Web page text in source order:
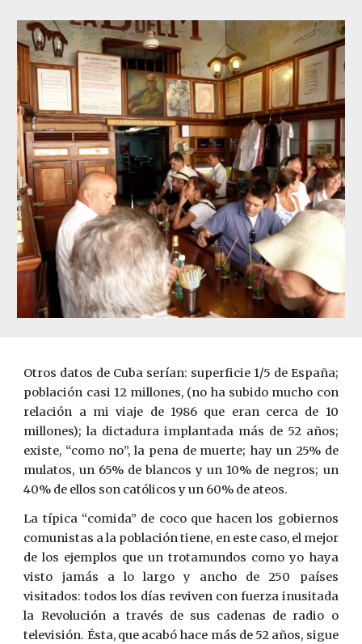
Otros datos de Cuba serían: superficie 1/5 de España;
población casi 12 millones, (no ha subido mucho con
relación a mi viaje de 1986 que eran cerca de 10
millones); la dictadura implantada más de 52 años;
existe, “como no”, la pena de muerte; hay un 25% de
mulatos, un 65% de blancos y un 10% de negros; un
40% de ellos son católicos y un 60% de ateos.
La típica “comida” de coco que hacen los gobiernos
comunistas a la población tiene, en este caso, el mejor
de los ejemplos que un trotamundos como yo haya
visto jamás a lo largo y ancho de 250 países
visitados: todos los días reviven con fuerza inusitada
la Revolución a través de sus cadenas de radio o
televisión. Ésta, que acabó hace más de 52 años, sigue